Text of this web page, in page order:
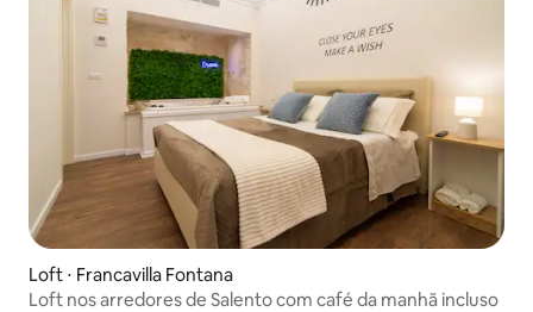
Loft ⋅ Francavilla Fontana
Loft nos arredores de Salento com café da manhã incluso